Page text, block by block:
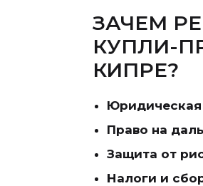
ЗАЧЕМ
КУПЛИ-
КИПРЕ?
Юридическая
Право на
Защита от
Налоги и